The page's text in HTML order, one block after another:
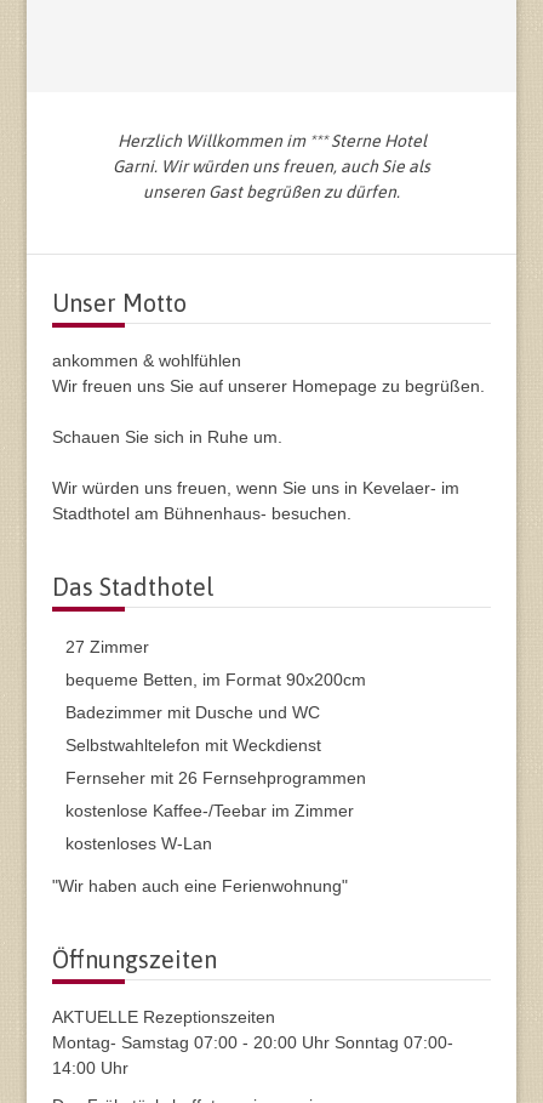
Herzlich Willkommen im *** Sterne Hotel
Garni. Wir würden uns freuen, auch Sie als
unseren Gast begrüßen zu dürfen.
Unser Motto
ankommen & wohlfühlen
Wir freuen uns Sie auf unserer Homepage zu begrüßen.
Schauen Sie sich in Ruhe um.
Wir würden uns freuen, wenn Sie uns in Kevelaer- im
Stadthotel am Bühnenhaus- besuchen.
Das Stadthotel
27 Zimmer
bequeme Betten, im Format 90x200cm
Badezimmer mit Dusche und WC
Selbstwahltelefon mit Weckdienst
Fernseher mit 26 Fernsehprogrammen
kostenlose Kaffee-/Teebar im Zimmer
kostenloses W-Lan
"Wir haben auch eine Ferienwohnung"
Öffnungszeiten
AKTUELLE Rezeptionszeiten
Montag- Samstag 07:00 - 20:00 Uhr Sonntag 07:00-
14:00 Uhr